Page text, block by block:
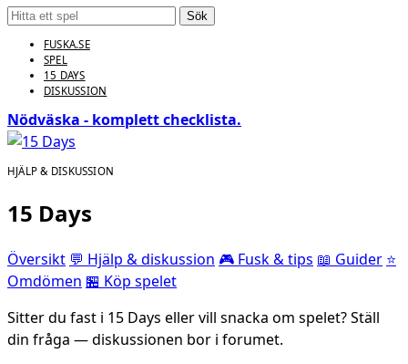
Sök
FUSKA.SE
SPEL
15 DAYS
DISKUSSION
Nödväska - komplett checklista.
HJÄLP & DISKUSSION
15 Days
Översikt 💬 Hjälp & diskussion 🎮 Fusk & tips 📖 Guider ⭐
Omdömen 🏪 Köp spelet
Sitter du fast i 15 Days eller vill snacka om spelet? Ställ
din fråga — diskussionen bor i forumet.